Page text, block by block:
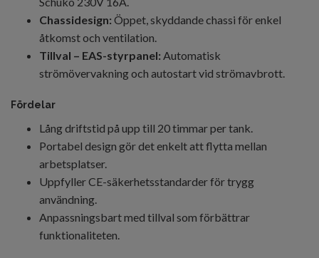
Chassidesign: Öppet, skyddande chassi för enkel
åtkomst och ventilation.
Tillval – EAS-styrpanel: Automatisk
strömövervakning och autostart vid strömavbrott.
Fördelar
Lång driftstid på upp till 20 timmar per tank.
Portabel design gör det enkelt att flytta mellan
arbetsplatser.
Uppfyller CE-säkerhetsstandarder för trygg
användning.
Anpassningsbart med tillval som förbättrar
funktionaliteten.